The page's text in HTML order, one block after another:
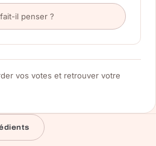
vos votes et retrouver votre